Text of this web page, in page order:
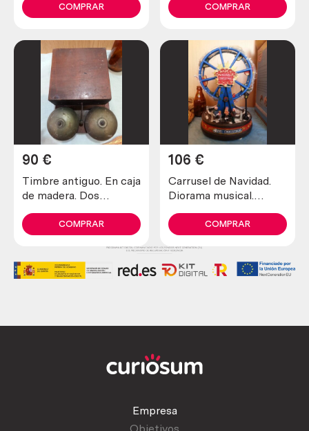
COMPRAR COMPRAR
Timbre antiguo. En caja
de madera. Dos
90 €
COMPRAR
Carrusel de Navidad.
Diorama musical.
106 €
COMPRAR
Empresa